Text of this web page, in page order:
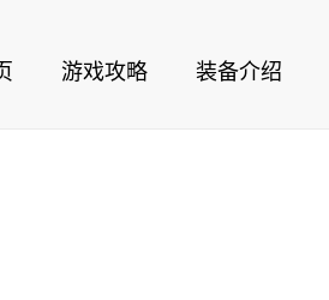
游戏攻略 装备介绍